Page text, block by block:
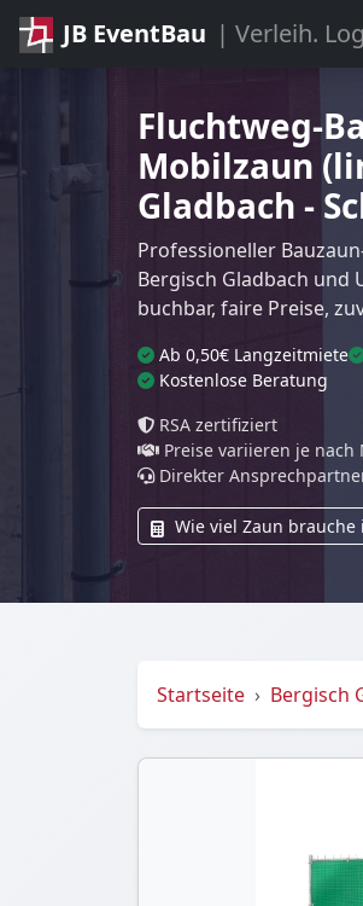
JB EventBau | Verleih.
Fluchtweg-
Mobilzaun
Gladbach -
Professioneller
Bergisch Gladbach und
buchbar, faire Preise,
Ab 0,50€ Langzeitmiete
Kostenlose Beratung
RSA zertifiziert
Preise variieren je
Direkter
Wie viel Zaun brauche
Startseite Bergisch